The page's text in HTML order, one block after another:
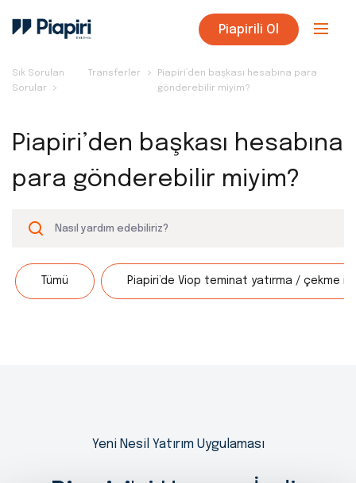
Piapirili Ol
Sık Sorulan
Sorular
Transferler
Piapiri’den başkası hesabına para
gönderebilir miyim?
Piapiri’den başkası hesabına
para gönderebilir miyim?
Tümü Piapiri’de Viop teminat yatırma / çekme
Yeni Nesil Yatırım Uygulaması